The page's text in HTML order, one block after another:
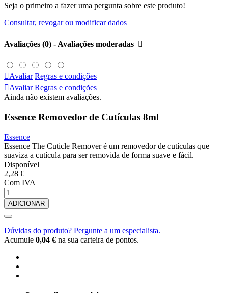
Seja o primeiro a fazer uma pergunta sobre este produto!
Consultar, revogar ou modificar dados
Avaliações (0) - Avaliações moderadas 
Avaliar Regras e condições
Avaliar Regras e condições
Ainda não existem avaliações.
Essence Removedor de Cutículas 8ml
Essence
Essence The Cuticle Remover é um removedor de cutículas que
suaviza a cutícula para ser removida de forma suave e fácil.
Disponível
2,28 €
Com IVA
ADICIONAR
Dúvidas do produto? Pergunte a um especialista.
Acumule 0,04 € na sua carteira de pontos.